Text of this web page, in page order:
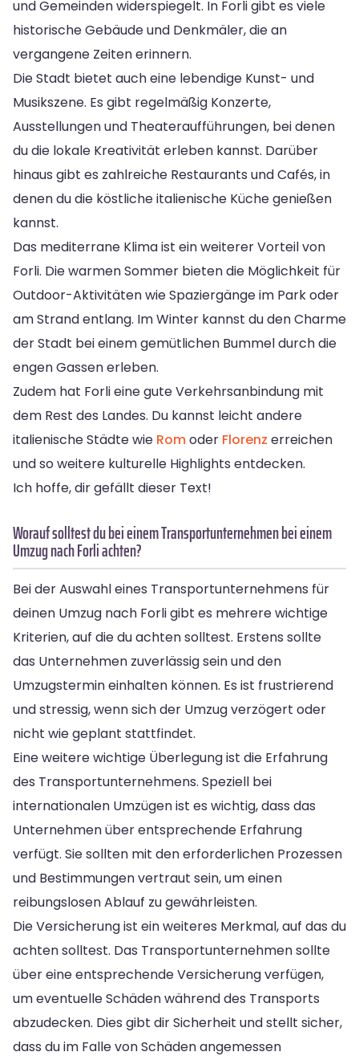
und Gemeinden widerspiegelt. In Forli gibt es viele
historische Gebäude und Denkmäler, die an
vergangene Zeiten erinnern.
Die Stadt bietet auch eine lebendige Kunst- und
Musikszene. Es gibt regelmäßig Konzerte,
Ausstellungen und Theateraufführungen, bei denen
du die lokale Kreativität erleben kannst. Darüber
hinaus gibt es zahlreiche Restaurants und Cafés, in
denen du die köstliche italienische Küche genießen
kannst.
Das mediterrane Klima ist ein weiterer Vorteil von
Forli. Die warmen Sommer bieten die Möglichkeit für
Outdoor-Aktivitäten wie Spaziergänge im Park oder
am Strand entlang. Im Winter kannst du den Charme
der Stadt bei einem gemütlichen Bummel durch die
engen Gassen erleben.
Zudem hat Forli eine gute Verkehrsanbindung mit
dem Rest des Landes. Du kannst leicht andere
italienische Städte wie Romoder Florenz erreichen
und so weitere kulturelle Highlights entdecken.
Ich hoffe, dir gefällt dieser Text!
Worauf solltest du bei einem Transportunternehmen bei einem
Umzug nach Forli achten?
Bei der Auswahl eines Transportunternehmens für
deinen Umzug nach Forli gibt es mehrere wichtige
Kriterien, auf die du achten solltest. Erstens sollte
das Unternehmen zuverlässig sein und den
Umzugstermin einhalten können. Es ist frustrierend
und stressig, wenn sich der Umzug verzögert oder
nicht wie geplant stattfindet.
Eine weitere wichtige Überlegung ist die Erfahrung
des Transportunternehmens. Speziell bei
internationalen Umzügen ist es wichtig, dass das
Unternehmen über entsprechende Erfahrung
verfügt. Sie sollten mit den erforderlichen Prozessen
und Bestimmungen vertraut sein, um einen
reibungslosen Ablauf zu gewährleisten.
Die Versicherung ist ein weiteres Merkmal, auf das du
achten solltest. Das Transportunternehmen sollte
über eine entsprechende Versicherung verfügen,
um eventuelle Schäden während des Transports
abzudecken. Dies gibt dir Sicherheit und stellt sicher,
dass du im Falle von Schäden angemessen